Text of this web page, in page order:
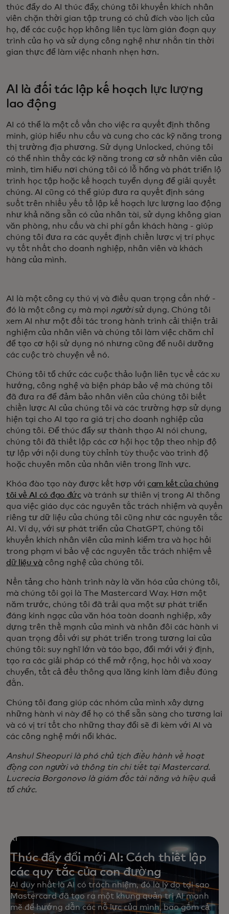
thúc đẩy do AI thúc đẩy, chúng tôi khuyến khích nhân
viên chặn thời gian tập trung có chủ đích vào lịch của
họ, để các cuộc họp không liên tục làm gián đoạn quy
trình của họ và sử dụng công nghệ như nhắn tin thời
gian thực để làm việc nhanh nhẹn hơn.
AI là đối tác lập kế hoạch lực lượng
lao động
AI có thể là một cố vấn cho việc ra quyết định thông
minh, giúp hiểu nhu cầu và cung cho các kỹ năng trong
thị trường địa phương. Sử dụng Unlocked, chúng tôi
có thể nhìn thấy các kỹ năng trong cơ sở nhân viên của
mình, tìm hiểu nơi chúng tôi có lỗ hổng và phát triển lộ
trình học tập hoặc kế hoạch tuyển dụng để giải quyết
chúng. AI cũng có thể giúp đưa ra quyết định sáng
suốt trên nhiều yếu tố lập kế hoạch lực lượng lao động
như khả năng sẵn có của nhân tài, sử dụng không gian
văn phòng, nhu cầu và chi phí gần khách hàng - giúp
chúng tôi đưa ra các quyết định chiến lược vị trí phục
vụ tốt nhất cho doanh nghiệp, nhân viên và khách
hàng của mình.
AI là một công cụ thú vị và điều quan trọng cần nhớ -
đó là một công cụ mà mọi ngườisử dụng. Chúng tôi
xem AI như một đối tác trong hành trình cải thiện trải
nghiệm của nhân viên và chúng tôi làm việc chăm chỉ
để tạo cơ hội sử dụng nó nhưng cũng để nuôi dưỡng
các cuộc trò chuyện về nó.
Chúng tôi tổ chức các cuộc thảo luận liên tục về các xu
hướng, công nghệ và biện pháp bảo vệ mà chúng tôi
đã đưa ra để đảm bảo nhân viên của chúng tôi biết
chiến lược AI của chúng tôi và các trường hợp sử dụng
hiện tại cho AI tạo ra giá trị cho doanh nghiệp của
chúng tôi. Để thúc đẩy sự thành thạo AI nói chung,
chúng tôi đã thiết lập các cơ hội học tập theo nhịp độ
tự lập với nội dung tùy chỉnh tùy thuộc vào trình độ
hoặc chuyên môn của nhân viên trong lĩnh vực.
Khóa đào tạo này được kết hợp với cam kết của chúng
tôi về AI có đạo đứcvà tránh sự thiên vị trong AI thông
qua việc giáo dục các nguyên tắc trách nhiệm và quyền
riêng tư dữ liệu của chúng tôi cũng như các nguyên tắc
AI. Ví dụ, với sự phát triển của ChatGPT, chúng tôi
khuyến khích nhân viên của mình kiểm tra và học hỏi
trong phạm vi bảo vệ các nguyên tắc trách nhiệm về
dữ liệu và công nghệ của chúng tôi.
Nền tảng cho hành trình này là văn hóa của chúng tôi,
mà chúng tôi gọi là The Mastercard Way. Hơn một
năm trước, chúng tôi đã trải qua một sự phát triển
đáng kinh ngạc của văn hóa toàn doanh nghiệp, xây
dựng trên thế mạnh của mình và nhân đôi các hành vi
quan trọng đối với sự phát triển trong tương lai của
chúng tôi: suy nghĩ lớn và táo bạo, đổi mới với ý định,
tạo ra các giải pháp có thể mở rộng, học hỏi và xoay
chuyển, tất cả đều thông qua lăng kính làm điều đúng
đắn.
Chúng tôi đang giúp các nhóm của mình xây dựng
những hành vi này để họ có thể sẵn sàng cho tương lai
và có vị trí tốt cho những thay đổi sẽ đi kèm với AI và
các công nghệ mới nổi khác.
Anshul Sheopuri là phó chủ tịch điều hành về hoạt
động con người và thông tin chi tiết tại Mastercard.
Lucrecia Borgonovo là giám đốc tài năng và hiệu quả
tổ chức.
AI
Thúc đẩy đổi mới AI: Cách thiết lập
các quy tắc của con đường
AI duy nhất là AI có trách nhiệm, đó là lý do tại sao
Mastercard đã tạo ra một khung quản trị AI mạnh
mẽ để hướng dẫn các nỗ lực của mình, bao gồm cả